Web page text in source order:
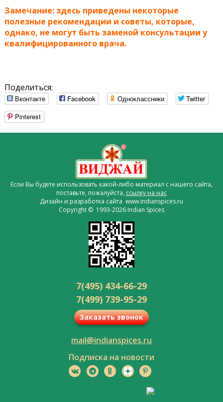
Замечание: здесь приведены некоторые
полезные рекомендации и советы, которые,
однако, не могут быть заменой консультации у
квалифицированного врача.
Поделиться:
Вконтакте Facebook Одноклассники
Twitter
Pinterest
Если Вы будете использовать какой-либо материал с нашего сайта,
поставьте, пожалуйста, ссылку на нас
Дизайн и разработка сайта www.indianspices.ru
Copyright © 1993-2026 Indian Spices
7(495) 434-66-29
7(499) 739-95-29
Заказать звонок
mail@indianspices.ru
Подписка на новости